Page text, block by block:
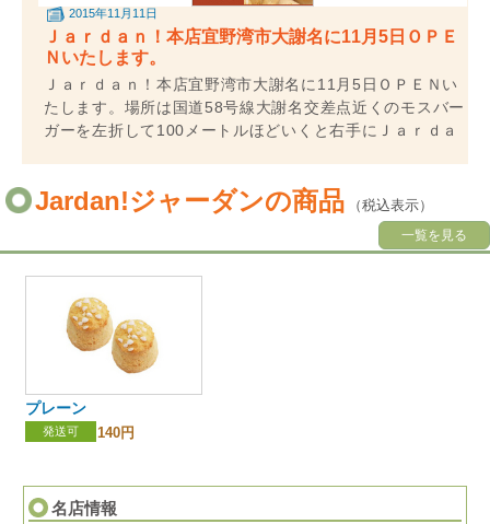
名店情報
2015年11月11日
Ｊａｒｄａｎ！本店宜野湾市大謝名に11月5日ＯＰＥ
Ｎいたします。
Ｊａｒｄａｎ！本店宜野湾市大謝名に11月5日ＯＰＥＮい
たします。場所は国道58号線大謝名交差点近くのモスバー
ガーを左折して100メートルほどいくと右手にＪａｒｄａ
Jardan!ジャーダンの商品 （税込表示）
一覧を見る
プレーン
発送可 140円